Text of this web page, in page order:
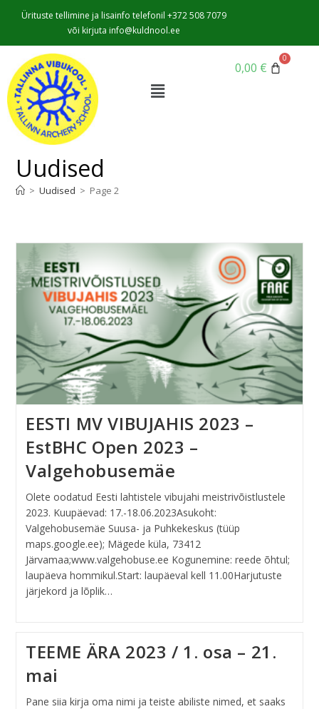
Ürituste tellimine ja lisainfo telefonil +372 508 7079
või kirjuta info@kuldnool.ee
0,00 €
Uudised
> Uudised > Page 2
EESTI MV VIBUJAHIS 2023 –
EstBHC Open 2023 –
Valgehobusemäe
Olete oodatud Eesti lahtistele vibujahi meistrivõistlustele
2023. Kuupäevad: 17.-18.06.2023Asukoht:
Valgehobusemäe Suusa- ja Puhkekeskus (tüüp
maps.google.ee); Mägede küla, 73412
Järvamaa;www.valgehobuse.ee Kogunemine: reede õhtul;
laupäeva hommikul.Start: laupäeval kell 11.00Harjutuste
järjekord ja lõplik…
TEEME ÄRA 2023 / 1. osa – 21.
mai
Pane siia kirja oma nimi ja teiste abiliste nimed, et saaks